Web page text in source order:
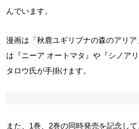
んでいます。
漫画は「秋鹿ユギリブナの森のアリ
は『ニーア オートマタ』や『シノア
タロウ氏が手掛けます。
また、1巻、2巻の同時発売を記念し